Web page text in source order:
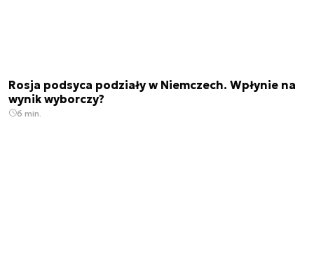
Rosja podsyca podziały w Niemczech. Wpłynie na
wynik wyborczy?
6 min.